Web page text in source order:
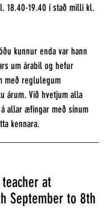
18.40-19.40 í stað milli kl.
kunnur enda var hann
um árabil og hefur
með reglulegum
árum. Við hvetjum alla
allar æfingar með sínum
kennara.
at
September to 8th